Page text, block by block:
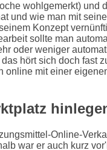
wohlgemerkt) und
und wie man mit
Konzept
sollte man
oder weniger
hört sich doch fast
mit einer
Online-
war er auch kurz